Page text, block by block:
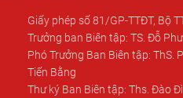
Giấy phép số 81/GP-TTĐT, Bộ
Trưởng ban Biên tập: TS. Đỗ
Phó Trưởng Ban Biên tập: ThS.
Tiến Bằng
Thư ký Ban Biên tập: Ths. Đào